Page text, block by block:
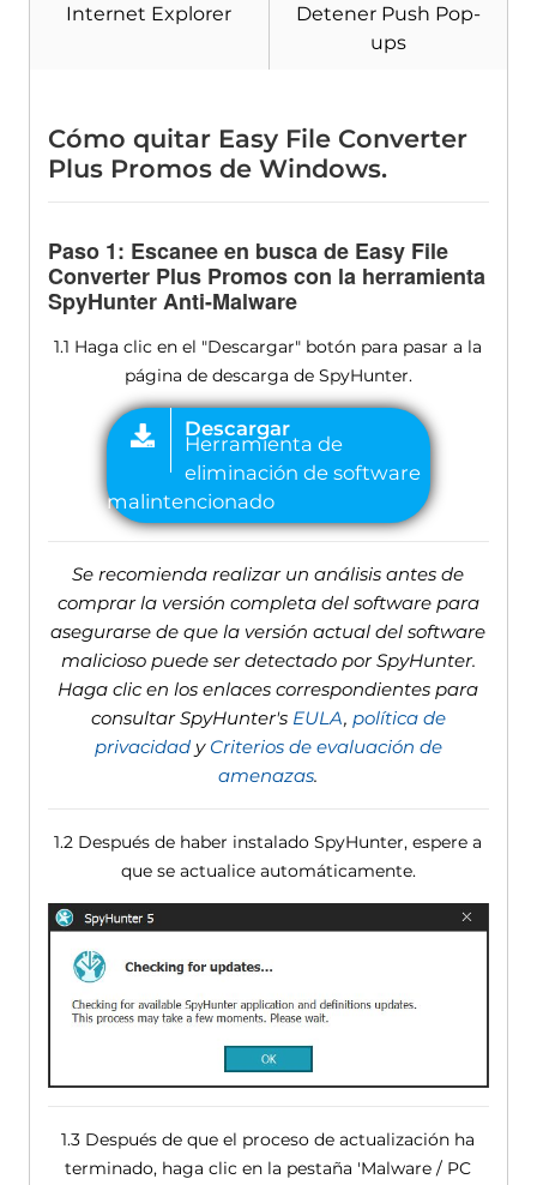
Internet Explorer
Detener Push Pop-
ups
Cómo quitar Easy File Converter
Plus Promos de Windows.
Paso 1: Escanee en busca de Easy File
Converter Plus Promos con la herramienta
SpyHunter Anti-Malware
1.1 Haga clic en el "Descargar" botón para pasar a la
página de descarga de SpyHunter.
Se recomienda realizar un análisis antes de
comprar la versión completa del software para
asegurarse de que la versión actual del software
malicioso puede ser detectado por SpyHunter.
Haga clic en los enlaces correspondientes para
consultar SpyHunter's EULA, política de
privacidady Criterios de evaluación de
amenazas.
1.2 Después de haber instalado SpyHunter, espere a
que se actualice automáticamente.
1.3 Después de que el proceso de actualización ha
terminado, haga clic en la pestaña 'Malware / PC